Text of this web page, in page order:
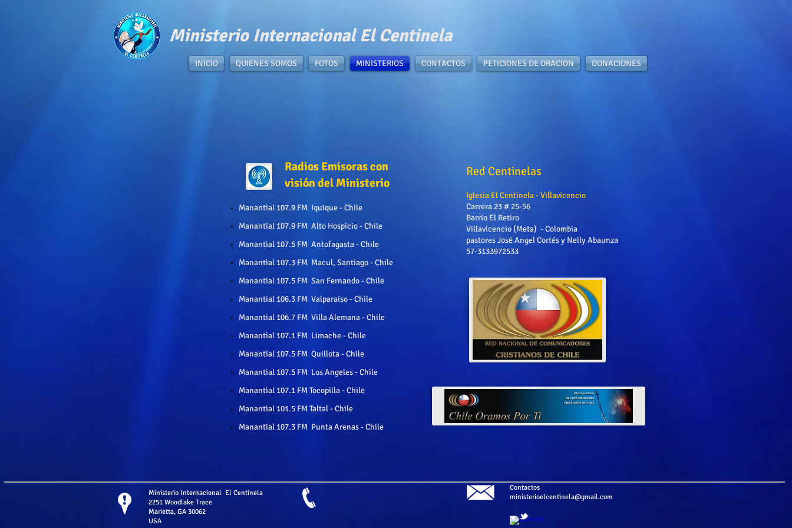
​Ministerio Internacional El Centinela​
INICIO QUIENES SOMOS FOTOS MINISTERIOS CONTACTOS PETICIONES DE ORACION DONACIONES
Radios Emisoras con
visión del Ministerio
Manantial 107.9 FM Iquique - Chile
Manantial 107.9 FM Alto Hospicio - Chile
Manantial 107.5 FM Antofagasta - Chile
Manantial 107.3 FM Macul, Santiago - Chile
Manantial 107.5 FM San Fernando - Chile
Manantial 106.3 FM Valparaíso - Chile
Manantial 106.7 FM Villa Alemana - Chile
Manantial 107.1 FM Limache - Chile
Manantial 107.5 FM Quillota - Chile
Manantial 107.5 FM Los Angeles - Chile
Manantial 107.1 FM Tocopilla - Chile
Manantial 101.5 FM Taltal - Chile
Manantial 107.3 FM Punta Arenas - Chile
Iglesia El Centinela - Villavicencio
Carrera 23 # 25-56
Barrio El Retiro
Villavicencio (Meta) - Colombia
pastores José Angel Cortés y Nelly Abaunza
57-3133972533
Red Centinelas
Ministerio Internacional El Centinela
2251 Woodlake Trace
Marietta, GA 30062
USA
​Contactos
ministerioelcentinela@gmail.com